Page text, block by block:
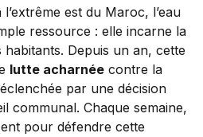
l’extrême est du Maroc, l’eau
ressource : elle incarne la
habitants. Depuis un an, cette
lutte acharnée contre la
par une décision
communal. Chaque semaine,
pour défendre cette